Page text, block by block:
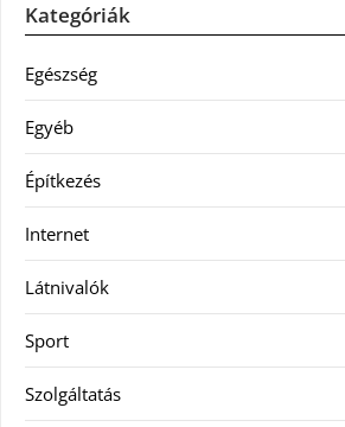
Kategóriák
Egészség
Egyéb
Építkezés
Internet
Látnivalók
Sport
Szolgáltatás